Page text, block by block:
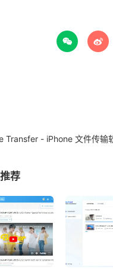
 
Transfer - iPhone 文件传输
荐